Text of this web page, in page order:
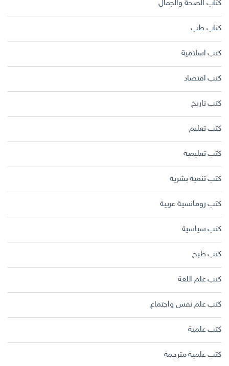
كتاب الصحة والجمال
كتاب طب
كتب اسلامية
كتب اقتصاد
كتب تاريخ
كتب تعليم
كتب تعليمية
كتب تنمية بشرية
كتب رومانسية عربية
كتب سياسية
كتب طبخ
كتب علم اللغة
كتب علم نفس واجتماع
كتب علمية
كتب علمية مترجمة